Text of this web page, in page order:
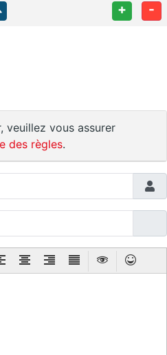
+ -
veuillez vous assurer
des règles.